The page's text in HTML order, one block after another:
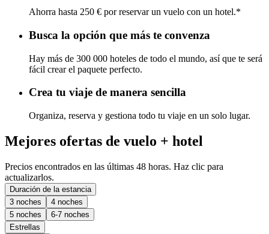
Ahorra hasta 250 € por reservar un vuelo con un hotel.*
Busca la opción que más te convenza
Hay más de 300 000 hoteles de todo el mundo, así que te será
fácil crear el paquete perfecto.
Crea tu viaje de manera sencilla
Organiza, reserva y gestiona todo tu viaje en un solo lugar.
Mejores ofertas de vuelo + hotel
Precios encontrados en las últimas 48 horas. Haz clic para
actualizarlos.
Duración de la estancia
3 noches
4 noches
5 noches
6-7 noches
Estrellas